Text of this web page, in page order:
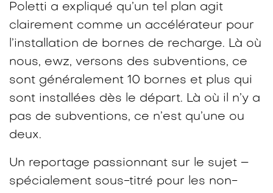
Poletti a expliqué qu’un tel plan agit
clairement comme un accélérateur pour
l’installation de bornes de recharge. Là où
nous, ewz, versons des subventions, ce
sont généralement 10 bornes et plus qui
sont installées dès le départ. Là où il n’y a
pas de subventions, ce n’est qu’une ou
deux.
Un reportage passionnant sur le sujet –
spécialement sous-titré pour les non-